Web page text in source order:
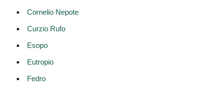
Cornelio Nepote
Curzio Rufo
Esopo
Eutropio
Fedro